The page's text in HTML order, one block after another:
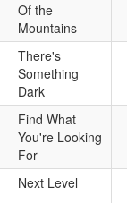
Of the
Mountains
There's
Something
Dark
Find What
You're Looking
For
Next Level